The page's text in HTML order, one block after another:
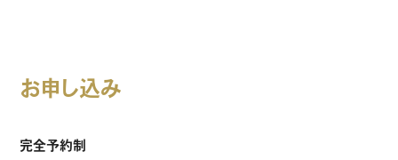
お申し込み
完全予約制